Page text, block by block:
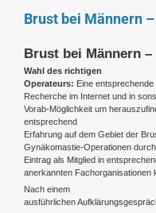
Brust bei Männern
Brust bei Männern
Wahl des richtigen
Operateurs: Eine entsprechende
Recherche im Internet und in
Vorab-Möglichkeit um
entsprechend
Erfahrung auf dem Gebiet der
Gynäkomastie-Operationen
Eintrag als Mitglied in
anerkannten Fachorganisationen
Nach einem
ausführlichen